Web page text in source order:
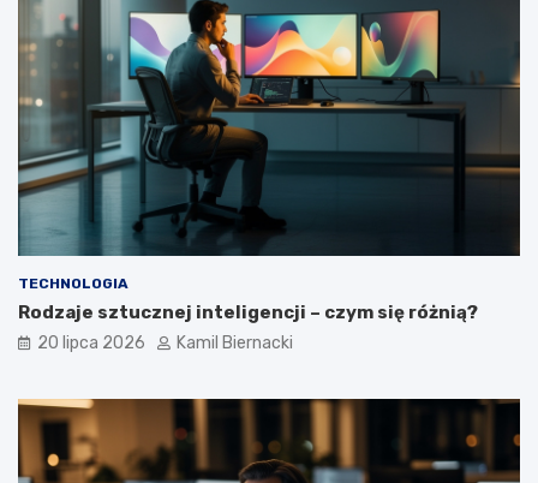
TECHNOLOGIA
Rodzaje sztucznej inteligencji – czym się różnią?
20 lipca 2026 Kamil Biernacki